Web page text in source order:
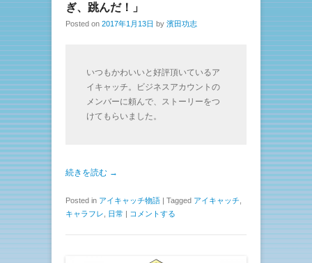
ぎ、跳んだ！」
Posted on 2017年1月13日 by 濱田功志
いつもかわいいと好評頂いているア
イキャッチ。ビジネスアカウントの
メンバーに頼んで、ストーリーをつ
けてもらいました。
続きを読む →
Posted in アイキャッチ物語 | Tagged アイキャッチ
キャラフレ
日常 | コメントする